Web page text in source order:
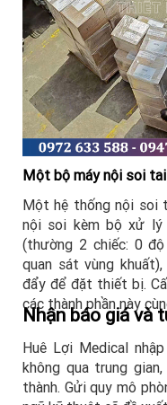
Một bộ máy nội soi
Một hệ thống nội soi
nội soi kèm bộ xử lý
(thường 2 chiếc: 0
quan sát vùng
đẩy để đặt thiết bị.
các thành phần này
Nhận báo giá và
Huê Lợi Medical
không qua trung
thành. Gửi quy mô